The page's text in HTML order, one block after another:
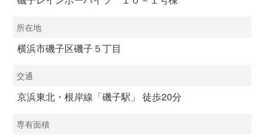
所在地
横浜市磯子区磯子５丁目
交通
京浜東北・根岸線「磯子駅」 徒歩20分
専有面積